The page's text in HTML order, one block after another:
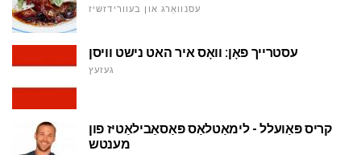
עסנוואַרג און בעוורידזשיז
עסטרייך פאָן: וואָס איר האט נישט וויסן
געזעץ
קריס פּאַועלל - לימאַטלאַס פּאַסאַבילאַטיז פון
מענטש